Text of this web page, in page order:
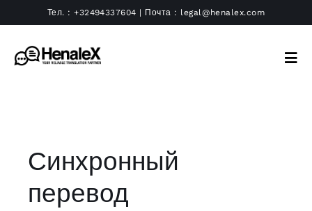
to
content
Тел. :+32494337604 | Почта : legal@henalex.com
Синхронный
перевод